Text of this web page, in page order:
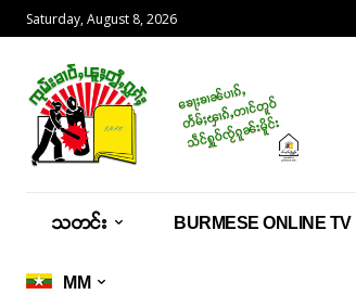
Saturday, August 8, 2026
သတင်း BURMESE ONLINE TV
MM